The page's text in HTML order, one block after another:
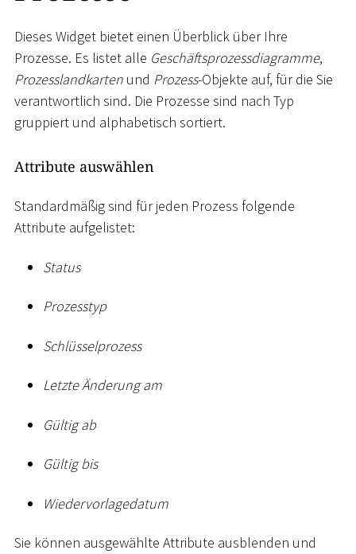
Dieses Widget bietet einen Überblick über Ihre
Prozesse. Es listet alle Geschäftsprozessdiagramme,
Prozesslandkarten und Prozess-Objekte auf, für die Sie
verantwortlich sind. Die Prozesse sind nach Typ
gruppiert und alphabetisch sortiert.
Attribute auswählen
Standardmäßig sind für jeden Prozess folgende
Attribute aufgelistet:
Status
Prozesstyp
Schlüsselprozess
Letzte Änderung am
Gültig ab
Gültig bis
Wiedervorlagedatum
Sie können ausgewählte Attribute ausblenden und